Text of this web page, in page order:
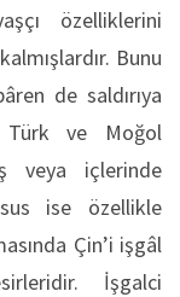
özelliklerini
Bunu
de saldırıya
Türk ve Moğol
veya içlerinde
ise özellikle
Çin’i işgâl
İşgalci